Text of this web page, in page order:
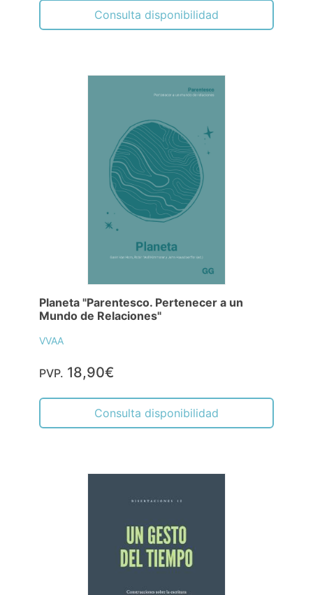
Consulta disponibilidad
Planeta "Parentesco. Pertenecer a un
Mundo de Relaciones"
VVAA
PVP. 18,90€
Consulta disponibilidad